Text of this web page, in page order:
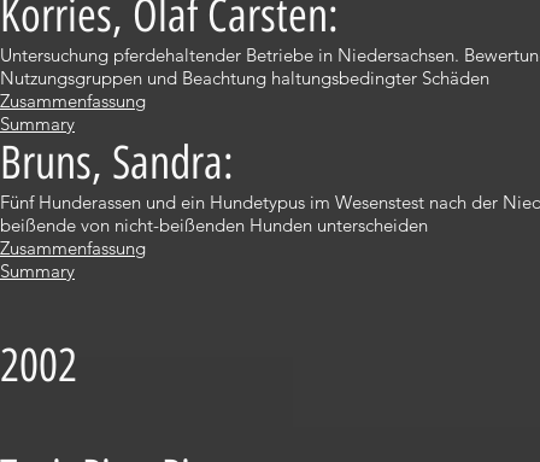
Korries, Olaf Carsten:
Untersuchung pferdehaltender Betriebe in Niedersachsen.
Nutzungsgruppen und Beachtung haltungsbedingter Schäden
Zusammenfassung
Summary
Bruns, Sandra:
Fünf Hunderassen und ein Hundetypus im Wesenstest nach der
beißende von nicht-beißenden Hunden unterscheiden
Zusammenfassung
Summary
2002